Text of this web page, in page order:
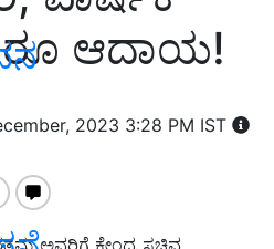
ರೂ ಆದಾಯ!
2023 3:28 PM IST